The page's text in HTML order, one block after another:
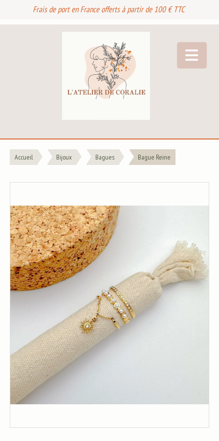
Frais de port en France offerts à partir de 100 € TTC
Accueil Bijoux Bagues Bague Reine